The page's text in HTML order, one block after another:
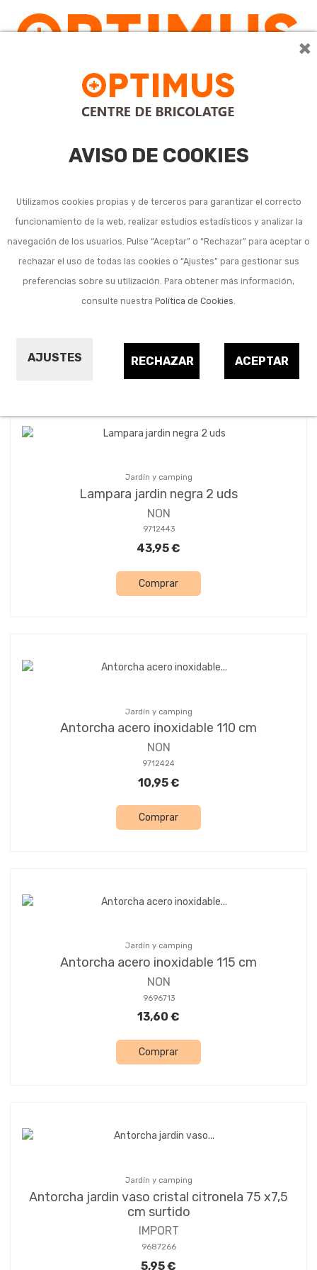
×
AVISO DE COOKIES
Utilizamos cookies propias y de terceros para garantizar el correcto
funcionamiento de la web, realizar estudios estadísticos y analizar la
navegación de los usuarios. Pulse “Aceptar” o “Rechazar” para aceptar o
rechazar el uso de todas las cookies o “Ajustes” para gestionar sus
preferencias sobre su utilización. Para obtener más información,
consulte nuestra Política de Cookies.
AJUSTES ACEPTAR
RECHAZAR
Velas y antorchas
decorativas jardín o
terraza
Ordenar por: 8
Jardín y camping
Lampara jardin negra 2 uds
NON
9712443
43,95 €
Comprar
Jardín y camping
Antorcha acero inoxidable 110 cm
NON
9712424
10,95 €
Comprar
Jardín y camping
Antorcha acero inoxidable 115 cm
NON
9696713
13,60 €
Comprar
Jardín y camping
Antorcha jardin vaso cristal citronela 75 x7,5
cm surtido
IMPORT
9687266
5,95 €